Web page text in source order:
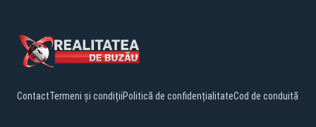
ContactTermeni și condițiiPolitică de confidențialitateCod de conduită